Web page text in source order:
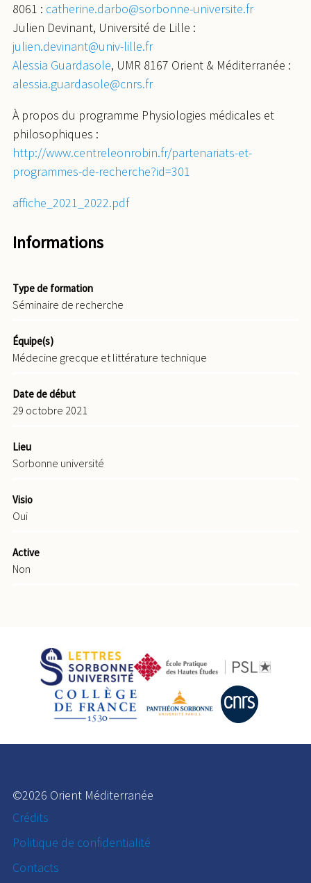
8061 : catherine.darbo@sorbonne-universite.fr
Julien Devinant, Université de Lille :
julien.devinant@univ-lille.fr
Alessia Guardasole, UMR 8167 Orient & Méditerranée :
alessia.guardasole@cnrs.fr
À propos du programme Physiologies médicales et
philosophiques :
http://www.centreleonrobin.fr/partenariats-et-
programmes-de-recherche?id=301
affiche_2021_2022.pdf
Informations
Type de formation
Séminaire de recherche
Équipe(s)
Médecine grecque et littérature technique
Date de début
29 octobre 2021
Lieu
Sorbonne université
Visio
Oui
Active
Non
©2026 Orient Méditerranée
Crédits
Politique de confidentialité
Contacts